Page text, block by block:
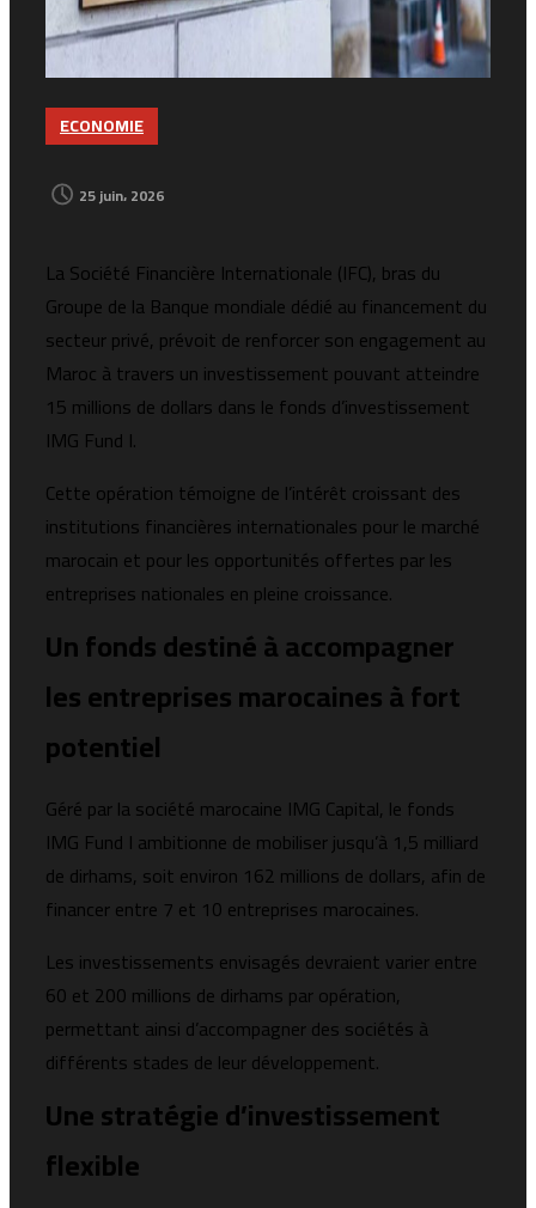
ECONOMIE
25 juin، 2026
La Société Financière Internationale (IFC), bras du
Groupe de la Banque mondiale dédié au financement du
secteur privé, prévoit de renforcer son engagement au
Maroc à travers un investissement pouvant atteindre
15 millions de dollars dans le fonds d’investissement
IMG Fund I.
Cette opération témoigne de l’intérêt croissant des
institutions financières internationales pour le marché
marocain et pour les opportunités offertes par les
entreprises nationales en pleine croissance.
Un fonds destiné à accompagner
les entreprises marocaines à fort
potentiel
Géré par la société marocaine IMG Capital, le fonds
IMG Fund I ambitionne de mobiliser jusqu’à 1,5 milliard
de dirhams, soit environ 162 millions de dollars, afin de
financer entre 7 et 10 entreprises marocaines.
Les investissements envisagés devraient varier entre
60 et 200 millions de dirhams par opération,
permettant ainsi d’accompagner des sociétés à
différents stades de leur développement.
Une stratégie d’investissement
flexible